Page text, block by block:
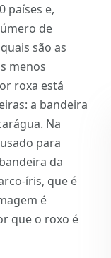
países e,
de
são as
menos
roxa está
a bandeira
Na
para
da
íris, que é
é
que o roxo é